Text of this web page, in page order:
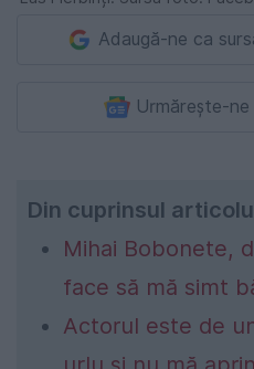
Adaugă-ne ca
Urmărește-
Din cuprinsul
Mihai Bobonete,
face să mă simt
Actorul este de